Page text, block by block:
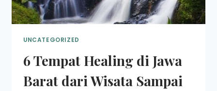
UNCATEGORIZED
6 Tempat Healing di Jawa
Barat dari Wisata Sampai